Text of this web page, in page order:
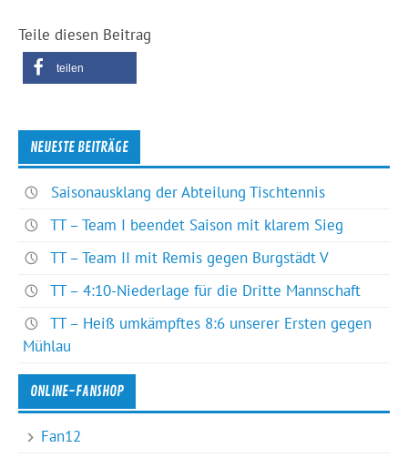
Teile diesen Beitrag
teilen
NEUESTE BEITRÄGE
Saisonausklang der Abteilung Tischtennis
TT – Team I beendet Saison mit klarem Sieg
TT – Team II mit Remis gegen Burgstädt V
TT – 4:10-Niederlage für die Dritte Mannschaft
TT – Heiß umkämpftes 8:6 unserer Ersten gegen
Mühlau
ONLINE-FANSHOP
Fan12